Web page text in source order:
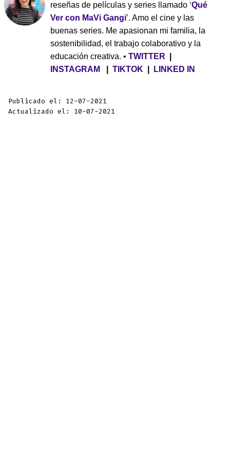
reseñas de películas y series llamado ‘Qué
Ver con MaVi Gangi’. Amo el cine y las
buenas series. Me apasionan mi familia, la
sostenibilidad, el trabajo colaborativo y la
educación creativa. • TWITTER
INSTAGRAM
TIKTOK LINKED IN
Publicado el: 12-07-2021
Actualizado el: 10-07-2021